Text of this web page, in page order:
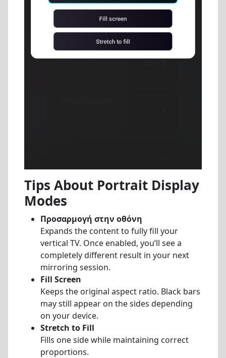
Tips About Portrait Display
Modes
Προσαρμογή στην οθόνη
Expands the content to fully fill your
vertical TV. Once enabled, you’ll see a
completely different result in your next
mirroring session.
Fill Screen
Keeps the original aspect ratio. Black bars
may still appear on the sides depending
on your device.
Stretch to Fill
Fills one side while maintaining correct
proportions.